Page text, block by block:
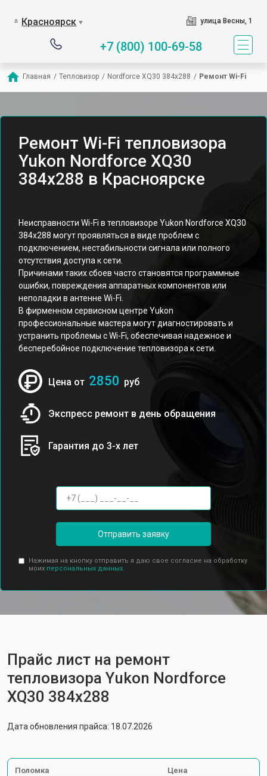
Красноярск ▼ улица Весны, 1
+7 (800) 100-69-58
Главная / Тепловизор / Nordforce XQ30 384x288 / Ремонт Wi-Fi
Ремонт Wi-Fi тепловизора
Yukon Nordforce XQ30
384x288 в Красноярске
Неисправности Wi-Fi в тепловизоре Yukon Nordforce XQ30
384x288 могут проявляться в виде проблем с
подключением, нестабильности сигнала или полного
отсутствия доступа к сети.
Причинами таких сбоев часто становятся программные
ошибки, повреждения аппаратных компонентов или
неполадки в антенне Wi-Fi.
В фирменном сервисном центре Yukon
профессиональные мастера могут диагностировать и
устранить проблемы с Wi-Fi, обеспечивая надежное и
бесперебойное подключение тепловизора к сети.
Цена от 2850 руб
Экспресс ремонт в день обращения
Гарантия до 3-х лет
Отправить заявку
Нажимая на кнопку отправить я даю свое согласие на обработку
моих персональных данных.
Прайс лист на ремонт
тепловизора Yukon Nordforce
XQ30 384x288
Дата обновления прайса: 18.07.2026
Поломка Цена